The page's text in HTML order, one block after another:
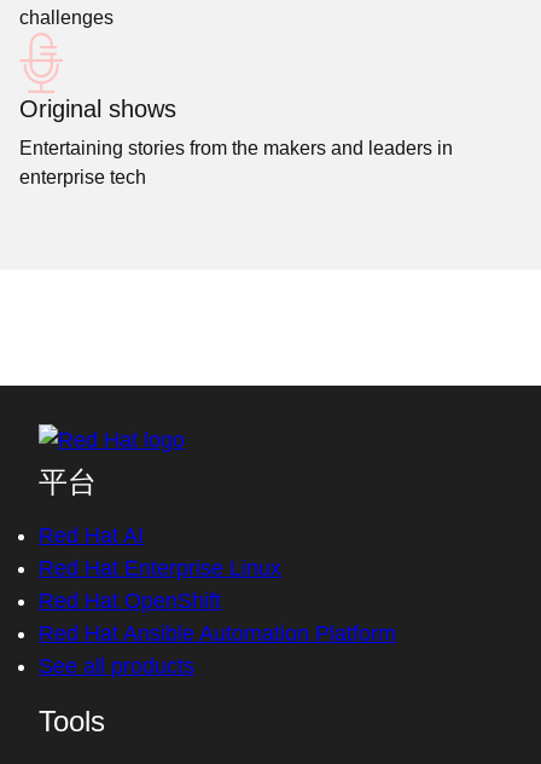
challenges
Original shows
Entertaining stories from the makers and leaders in
enterprise tech
平台
Red Hat AI
Red Hat Enterprise Linux
Red Hat OpenShift
Red Hat Ansible Automation Platform
See all products
Tools